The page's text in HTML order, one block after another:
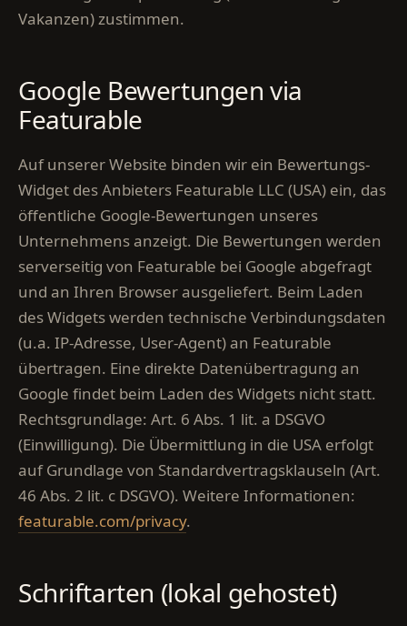
Vakanzen) zustimmen.
Google Bewertungen via
Featurable
Auf unserer Website binden wir ein Bewertungs-
Widget des Anbieters Featurable LLC (USA) ein, das
öffentliche Google-Bewertungen unseres
Unternehmens anzeigt. Die Bewertungen werden
serverseitig von Featurable bei Google abgefragt
und an Ihren Browser ausgeliefert. Beim Laden
des Widgets werden technische Verbindungsdaten
(u.a. IP-Adresse, User-Agent) an Featurable
übertragen. Eine direkte Datenübertragung an
Google findet beim Laden des Widgets nicht statt.
Rechtsgrundlage: Art. 6 Abs. 1 lit. a DSGVO
(Einwilligung). Die Übermittlung in die USA erfolgt
auf Grundlage von Standardvertragsklauseln (Art.
46 Abs. 2 lit. c DSGVO). Weitere Informationen:
featurable.com/privacy.
Schriftarten (lokal gehostet)